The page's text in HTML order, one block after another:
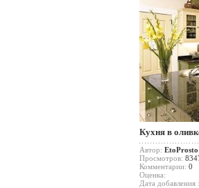
Кухня в
Автор: EtoProsto
Просмотров:
Комментарии: 0
Оценка:
Дата добавления :